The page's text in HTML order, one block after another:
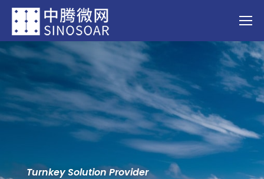
Turnkey Solution Provider